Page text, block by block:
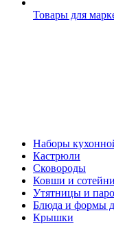
Товары для
Наборы
Кастрюли
Сковороды
Ковши и
Утятницы и
Блюда и формы
Крышки